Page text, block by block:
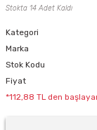
Stokta 14 Adet Kaldı
Kategori
Marka
Stok Kodu
Fiyat
*112,88 TL den